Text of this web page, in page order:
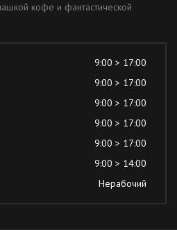
кофе и фантастической
9:00 > 17:00
9:00 > 17:00
9:00 > 17:00
9:00 > 17:00
9:00 > 17:00
9:00 > 14:00
Нерабочий